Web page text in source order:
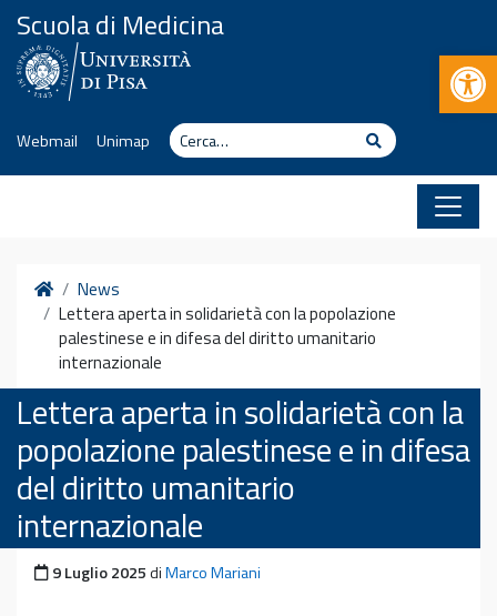
Vai al contenuto
Scuola di Medicina
Webmail Unimap Cerca Cerca
HomeNews
Lettera aperta in solidarietà con la popolazione
palestinese e in difesa del diritto umanitario
internazionale
Lettera aperta in solidarietà con la
popolazione palestinese e in difesa
del diritto umanitario
internazionale
Pubblicato il
9 Luglio 2025diMarco Mariani